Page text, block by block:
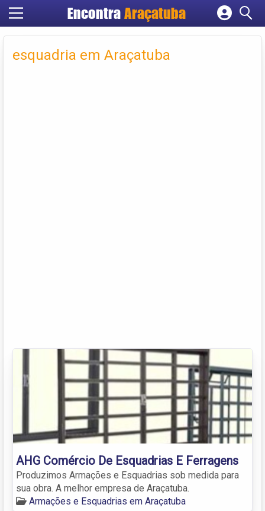
Encontra Araçatuba
Cadastrar empresa
Criar conta
esquadria em Araçatuba
AHG Comércio De Esquadrias E Ferragens
Produzimos Armações e Esquadrias sob medida para
sua obra. A melhor empresa de Araçatuba.
Armações e Esquadrias em Araçatuba